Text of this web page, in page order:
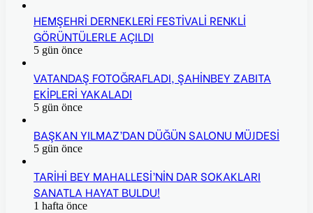
HEMŞEHRİ DERNEKLERİ FESTİVALİ RENKLİ
GÖRÜNTÜLERLE AÇILDI
5 gün önce
VATANDAŞ FOTOĞRAFLADI, ŞAHİNBEY ZABITA
EKİPLERİ YAKALADI
5 gün önce
BAŞKAN YILMAZ’DAN DÜĞÜN SALONU MÜJDESİ
5 gün önce
TARİHİ BEY MAHALLESİ’NİN DAR SOKAKLARI
SANATLA HAYAT BULDU!
1 hafta önce